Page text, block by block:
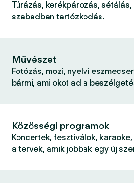
Túrázás, kerékpározás,
szabadban tartózkodás.
Művészet
Fotózás, mozi, nyelvi
bármi, ami okot ad a
Közösségi programok
Koncertek, fesztiválok,
a tervek, amik jobbak egy új